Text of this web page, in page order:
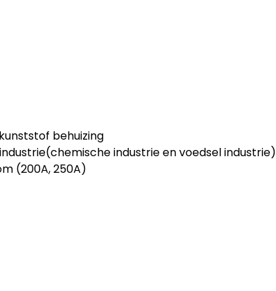
behuizing
industrie en voedsel industrie)
(200A, 250A)